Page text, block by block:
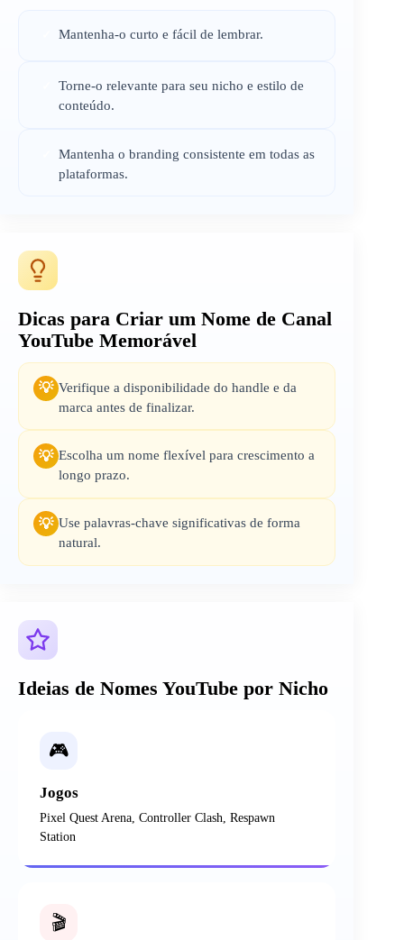
Mantenha-o curto e fácil de lembrar.
Torne-o relevante para seu nicho e estilo de
conteúdo.
Mantenha o branding consistente em todas as
plataformas.
Dicas para Criar um Nome de Canal
YouTube Memorável
💡 Verifique a disponibilidade do handle e da
marca antes de finalizar.
💡 Escolha um nome flexível para crescimento a
longo prazo.
💡 Use palavras-chave significativas de forma
natural.
Ideias de Nomes YouTube por Nicho
🎮
Jogos
Pixel Quest Arena, Controller Clash, Respawn
Station
🎬